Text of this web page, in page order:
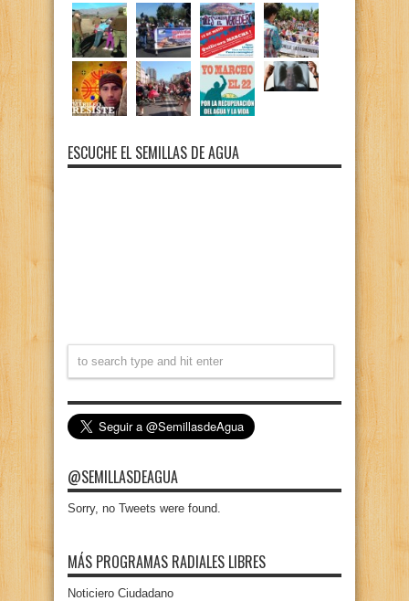
ESCUCHE EL SEMILLAS DE AGUA
@SEMILLASDEAGUA
Sorry, no Tweets were found.
MÁS PROGRAMAS RADIALES LIBRES
Noticiero Ciudadano